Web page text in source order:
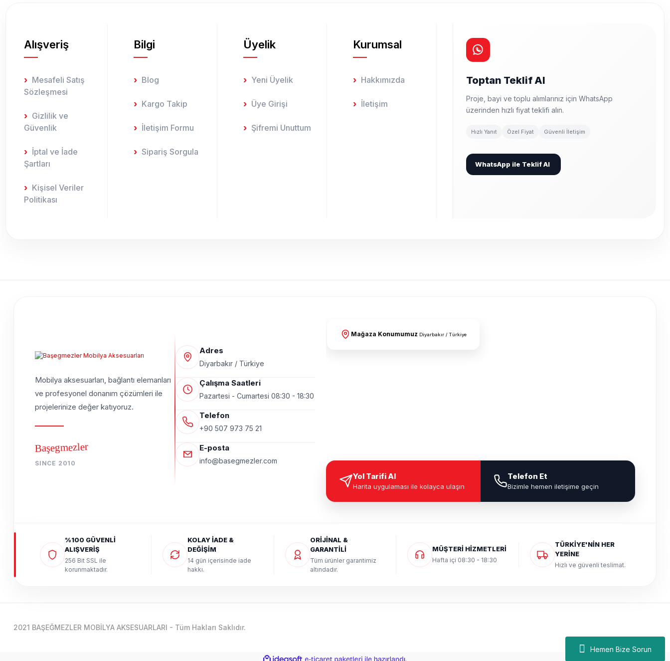
Hemen Bize Sorun
Alışveriş
Mesafeli Satış
Sözleşmesi
Gizlilik ve
Güvenlik
İptal ve İade
Şartları
Kişisel Veriler
Politikası
Bilgi
Blog
Kargo Takip
İletişim Formu
Sipariş Sorgula
Üyelik
Yeni Üyelik
Üye Girişi
Şifremi Unuttum
Kurumsal
Hakkımızda
İletişim
Toptan Teklif Al
Proje, bayi ve toplu alımlarınız için WhatsApp
üzerinden hızlı fiyat teklifi alın.
Hızlı Yanıt Özel Fiyat Güvenli İletişim
WhatsApp ile Teklif Al
Mobilya aksesuarları, bağlantı elemanları
ve profesyonel donanım çözümleri ile
projelerinize değer katıyoruz.
Başegmezler
SINCE 2010
Adres
Diyarbakır / Türkiye
Çalışma Saatleri
Pazartesi - Cumartesi 08:30 - 18:30
Telefon
+90 507 973 75 21
E-posta
info@basegmezler.com
Mağaza Konumumuz Diyarbakır / Türkiye
Yol Tarifi Al
Harita uygulaması ile kolayca ulaşın
Telefon Et
Bizimle hemen iletişime geçin
%100 GÜVENLİ
ALIŞVERİŞ
256 Bit SSL ile
korunmaktadır.
KOLAY İADE &
DEĞİŞİM
14 gün içerisinde iade
hakkı.
ORİJİNAL &
GARANTİLİ
Tüm ürünler garantimiz
altındadır.
MÜŞTERİ HİZMETLERİ
Hafta içi 08:30 - 18:30
TÜRKİYE'NİN HER
YERİNE
Hızlı ve güvenli teslimat.
2021 BAŞEĞMEZLER MOBİLYA AKSESUARLARI - Tüm Hakları Saklıdır.
ideasoft e-